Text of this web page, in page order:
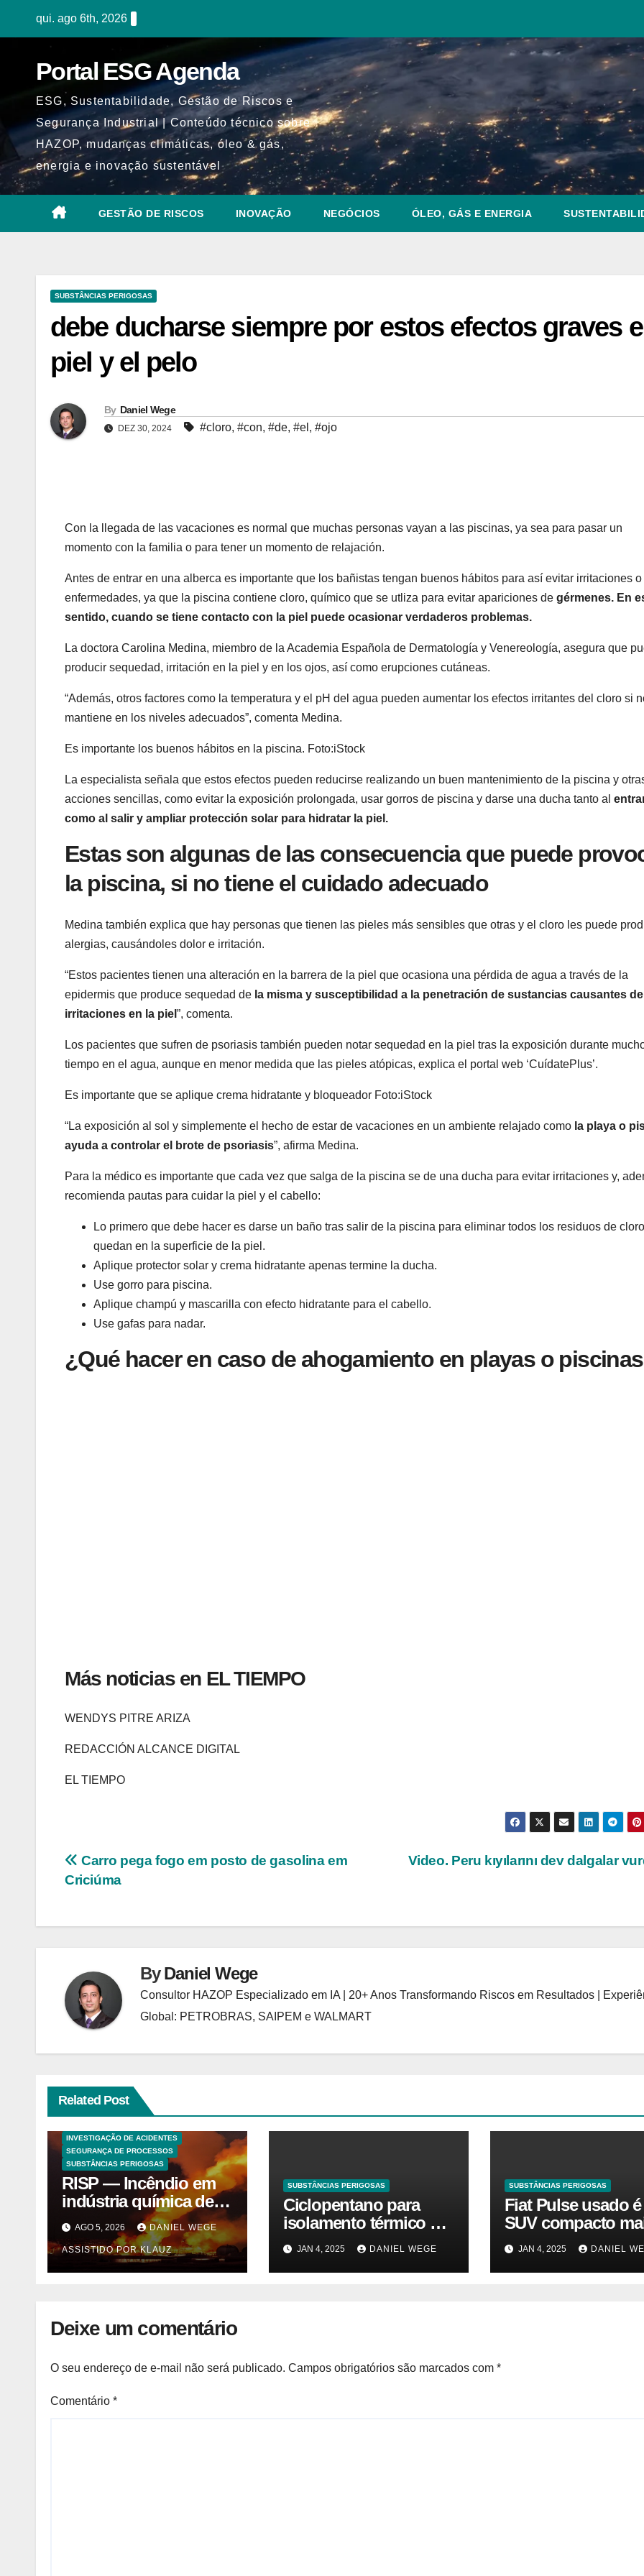
qui. ago 6th, 2026
Portal ESG Agenda
ESG, Sustentabilidade, Gestão de Riscos e
Segurança Industrial | Conteúdo técnico sobre
HAZOP, mudanças climáticas, óleo & gás,
energia e inovação sustentável
GESTÃO DE RISCOS INOVAÇÃO NEGÓCIOS ÓLEO, GÁS E ENERGIA
SUBSTÂNCIAS PERIGOSAS
debe ducharse siempre por estos efectos graves
piel y el pelo
By Daniel Wege
DEZ 30, 2024 #cloro, #con, #de, #el , #ojo
Con la llegada de las vacaciones es normal que muchas personas vayan a las piscinas, ya sea para pasar un
momento con la familia o para tener un momento de relajación.
Antes de entrar en una alberca es importante que los bañistas tengan buenos hábitos para así evitar irritaciones o
enfermedades, ya que la piscina contiene cloro, químico que se utliza para evitar apariciones de gérmenes. En
sentido, cuando se tiene contacto con la piel puede ocasionar verdaderos problemas.
La doctora Carolina Medina, miembro de la Academia Española de Dermatología y Venereología, asegura que
producir sequedad, irritación en la piel y en los ojos, así como erupciones cutáneas.
“Además, otros factores como la temperatura y el pH del agua pueden aumentar los efectos irritantes del cloro si
mantiene en los niveles adecuados”, comenta Medina.
Es importante los buenos hábitos en la piscina. Foto:iStock
La especialista señala que estos efectos pueden reducirse realizando un buen mantenimiento de la piscina y
acciones sencillas, como evitar la exposición prolongada, usar gorros de piscina y darse una ducha tanto al
como al salir y ampliar protección solar para hidratar la piel.
Estas son algunas de las consecuencia que puede
la piscina, si no tiene el cuidado adecuado
Medina también explica que hay personas que tienen las pieles más sensibles que otras y el cloro les puede
alergias, causándoles dolor e irritación.
“Estos pacientes tienen una alteración en la barrera de la piel que ocasiona una pérdida de agua a través de la
epidermis que produce sequedad de la misma y susceptibilidad a la penetración de sustancias causantes de
irritaciones en la piel ”, comenta.
Los pacientes que sufren de psoriasis también pueden notar sequedad en la piel tras la exposición durante
tiempo en el agua, aunque en menor medida que las pieles atópicas, explica el portal web ‘CuídatePlus’.
Es importante que se aplique crema hidratante y bloqueador Foto:iStock
“La exposición al sol y simplemente el hecho de estar de vacaciones en un ambiente relajado como la playa o
ayuda a controlar el brote de psoriasis”, afirma Medina.
Para la médico es importante que cada vez que salga de la piscina se de una ducha para evitar irritaciones y,
recomienda pautas para cuidar la piel y el cabello:
Lo primero que debe hacer es darse un baño tras salir de la piscina para eliminar todos los residuos de
quedan en la superficie de la piel.
Aplique protector solar y crema hidratante apenas termine la ducha.
Use gorro para piscina.
Aplique champú y mascarilla con efecto hidratante para el cabello.
Use gafas para nadar.
¿Qué hacer en caso de ahogamiento en playas o
Más noticias en EL TIEMPO
WENDYS PITRE ARIZA
REDACCIÓN ALCANCE DIGITAL
EL TIEMPO
Navegação
Post
Video. Peru kıyılarını dev dalgalar
Carro pega fogo em posto de gasolina em
Criciúma
ByDaniel Wege
Consultor HAZOP Especializado em IA | 20+ Anos Transformando Riscos em Resultados |
Global: PETROBRAS, SAIPEM e WALMART
Related Post
EXPLOSÕES
INVESTIGAÇÃO DE ACIDENTES
SEGURANÇA DE PROCESSOS
SUBSTÂNCIAS PERIGOSAS
RISP — Incêndio em
indústria química de
solventes em
Itaquaquecetuba/SP
(UNIQUIMA/Quema)
AGO 5, 2026 DANIEL WEGE
ASSISTIDO POR KLAUZ
SUBSTÂNCIAS PERIGOSAS
Ciclopentano para
isolamento térmico O
mercado está em alta
agora. Vamos
entender o tamanho
JAN 4, 2025 DANIEL WEGE
SUBSTÂNCIAS PERIGOSAS
Fiat Pulse usado é
SUV compacto
barato que Argo
zero quilômetro
JAN 4, 2025 DANIEL
Deixe um comentário
O seu endereço de e-mail não será publicado. Campos obrigatórios são marcados com *
Comentário *